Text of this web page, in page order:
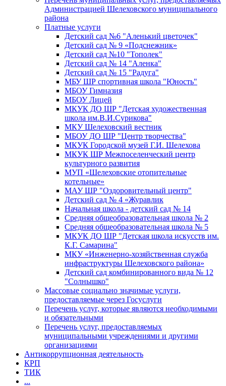
Администрацией Шелеховского муниципального
района
Платные услуги
Детский сад №6 "Аленький цветочек"
Детский сад № 9 «Подснежник»
Детский сад №10 "Тополек"
Детский сад № 14 "Аленка"
Детский сад № 15 "Радуга"
МБУ ШР спортивная школа "Юность"
МБОУ Гимназия
МБОУ Лицей
МКУК ДО ШР "Детская художественная
школа им.В.И.Сурикова"
МКУ Шелеховский вестник
МБОУ ДО ШР "Центр творчества"
МКУК Городской музей Г.И. Шелехова
МКУК ШР Межпоселенческий центр
культурного развития
МУП «Шелеховские отопительные
котельные»
МАУ ШР "Оздоровительный центр"
Детский сад № 4 «Журавлик
Начальная школа - детский сад № 14
Средняя общеобразовательная школа № 2
Средняя общеобразовательная школа № 5
МКУК ДО ШР "Детская школа искусств им.
К.Г. Самарина"
МКУ «Инженерно-хозяйственная служба
инфраструктуры Шелеховского района»
Детский сад комбинированного вида № 12
"Солнышко"
Массовые социально значимые услуги,
предоставляемые через Госуслуги
Перечень услуг, которые являются необходимыми
и обязательными
Перечень услуг, предоставляемых
муниципальными учреждениями и другими
организациями
Антикоррупционная деятельность
КРП
ТИК
...